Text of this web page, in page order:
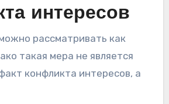
интересов
рассматривать как
такая мера не является
конфликта интересов, а